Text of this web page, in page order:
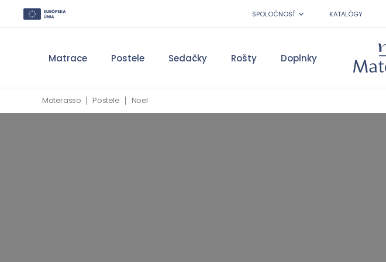
SPOLOČNOSŤ KATALÓGY
Matrace Postele Sedačky Rošty Doplnky
Materasso Postele Noel